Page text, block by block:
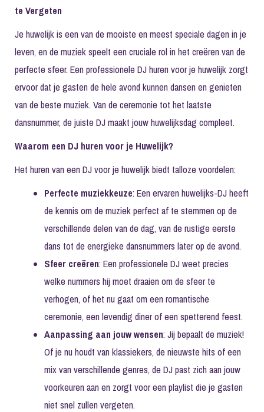
te Vergeten
Je huwelijk is een van de mooiste en meest speciale dagen in je
leven, en de muziek speelt een cruciale rol in het creëren van de
perfecte sfeer. Een professionele DJ huren voor je huwelijk zorgt
ervoor dat je gasten de hele avond kunnen dansen en genieten
van de beste muziek. Van de ceremonie tot het laatste
dansnummer, de juiste DJ maakt jouw huwelijksdag compleet.
Waarom een DJ huren voor je Huwelijk?
Het huren van een DJ voor je huwelijk biedt talloze voordelen:
Perfecte muziekkeuze: Een ervaren huwelijks-DJ heeft
de kennis om de muziek perfect af te stemmen op de
verschillende delen van de dag, van de rustige eerste
dans tot de energieke dansnummers later op de avond.
Sfeer creëren: Een professionele DJ weet precies
welke nummers hij moet draaien om de sfeer te
verhogen, of het nu gaat om een romantische
ceremonie, een levendig diner of een spetterend feest.
Aanpassing aan jouw wensen: Jij bepaalt de muziek!
Of je nu houdt van klassiekers, de nieuwste hits of een
mix van verschillende genres, de DJ past zich aan jouw
voorkeuren aan en zorgt voor een playlist die je gasten
niet snel zullen vergeten.